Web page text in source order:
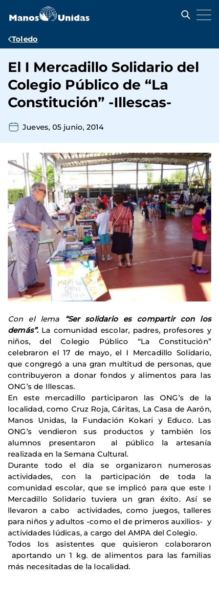
contenido
Ruta
navegación
Toledo
El I Mercadillo Solidario del
Colegio Público de “La
Constitución” -Illescas-
Jueves, 05 junio, 2014
Con el lema
“Ser solidario es compartir con los
demás”. La comunidad escolar, padres, profesores y
niños, del Colegio Público “La Constitución”
celebraron el 17 de mayo, el I Mercadillo Solidario,
que congregó a una gran multitud de personas, que
contribuyeron a donar fondos y alimentos para las
ONG’s de Illescas.
En este mercadillo participaron las ONG’s de la
localidad, como Cruz Roja, Cáritas, La Casa de Aarón,
Manos Unidas, la Fundación Kokari y Educo. Las
ONG’s vendieron sus productos y también los
alumnos presentaron al público la artesanía
realizada en la Semana Cultural.
Durante todo el día se organizaron numerosas
actividades, con la participación de toda la
comunidad escolar, que se implicó para que este I
Mercadillo Solidario tuviera un gran éxito. Así se
llevaron a cabo actividades, como juegos, talleres
para niños y adultos -como el de primeros auxilios- y
actividades lúdicas, a cargo del AMPA del Colegio.
Todos los asistentes que quisieron colaboraron
aportando un 1 kg. de alimentos para las familias
más necesitadas de la localidad.